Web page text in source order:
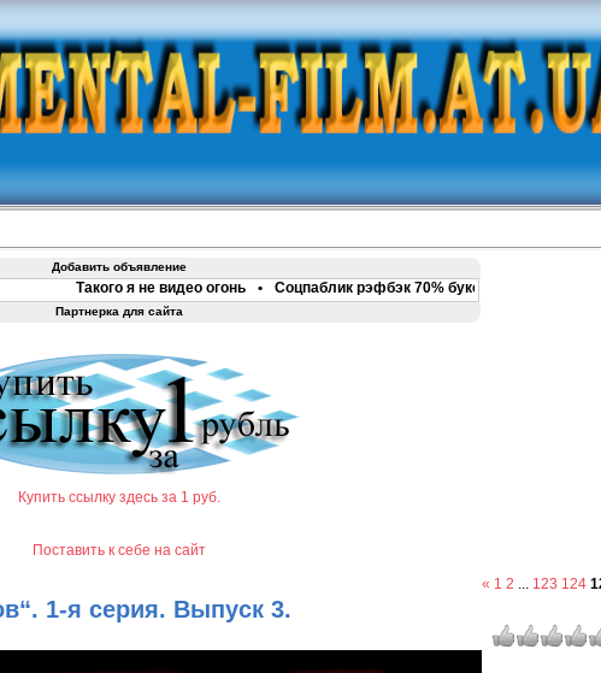
Добавить объявление
я не видео огонь • Соцпаблик рэфбэк 70% букс • Лучший сайт с Бонусами
Партнерка для сайта
Купить ссылку здесь за 1 руб.
Поставить к себе на сайт
« 1 2 ... 123 124
1-я серия. Выпуск 3.